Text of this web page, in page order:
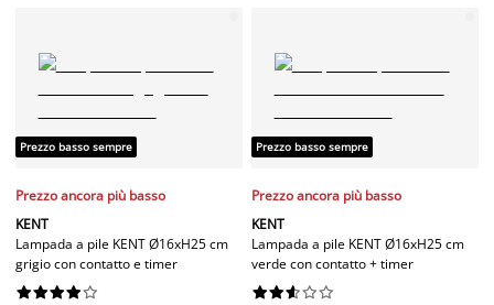
Prezzo basso sempre
Prezzo ancora più basso
KENT
Lampada a pile KENT Ø16xH25 cm
grigio con contatto e timer






Prezzo basso sempre
Prezzo ancora più basso
KENT
Lampada a pile KENT Ø16xH25 cm
verde con contatto + timer





